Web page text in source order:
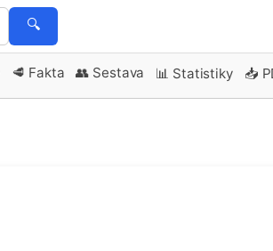
🔍
🥩 Fakta 👥 Sestava 📊 Statistiky 📥